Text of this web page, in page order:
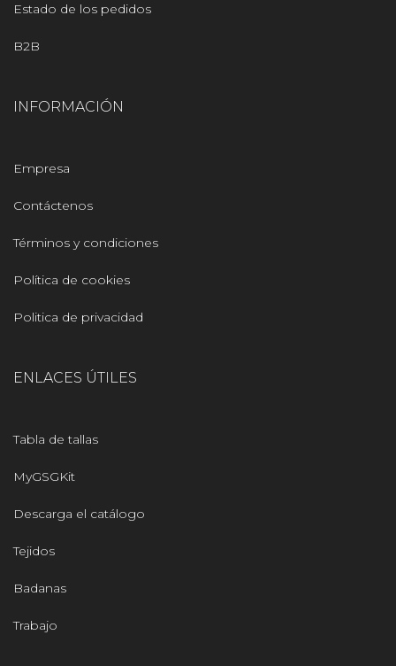
Estado de los pedidos
B2B
INFORMACIÓN
Empresa
Contáctenos
Términos y condiciones
Política de cookies
Politica de privacidad
ENLACES ÚTILES
Tabla de tallas
MyGSGKit
Descarga el catálogo
Tejidos
Badanas
Trabajo